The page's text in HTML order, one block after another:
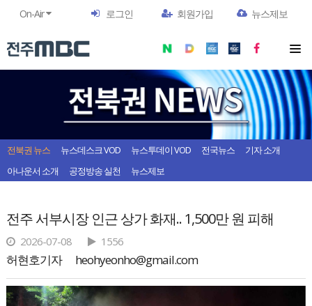
On-Air 로그인 회원가입 뉴스제보
전북권 뉴스 뉴스데스크 VOD 뉴스투데이 VOD 전국뉴스
기자 소개
아나운서 소개
공정방송 실천 뉴스제보
전주 서부시장 인근 상가 화재.. 1,500만 원 피해
2026-07-08 1556
허현호기자 heohyeonho@gmail.com